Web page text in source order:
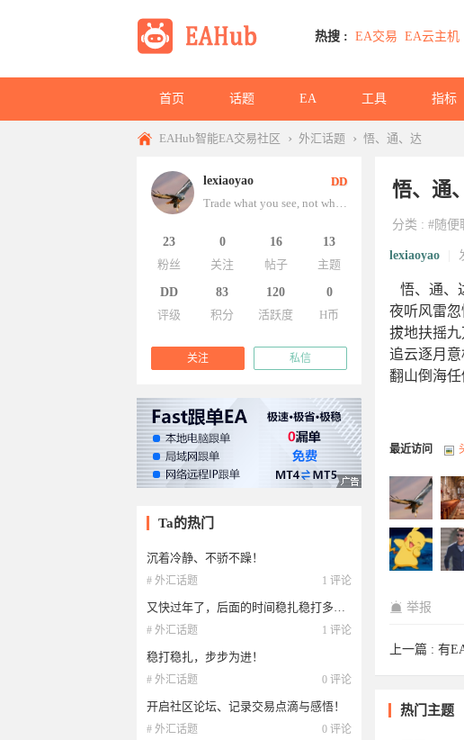
热搜 : EA交易 EA云主机
首页 话题 EA 工具 指标
EAHub智能EA交易社区 › 外汇话题 › 悟、通、达
悟、通
分类 : #随便
lexiaoyao
悟、通、
夜听风雷忽
拔地扶摇九
追云逐月意
翻山倒海任
最近访问
lexiaoyao
举报
上一篇 : 有
热门主题
lexiaoyao
DD
Trade what you see, not what you think.
23
粉丝
0
关注
16
帖子
13
主题
DD
评级
83
积分
120
活跃度
0
H币
关注 私信
Ta的热门
沉着冷静、不骄不躁！
# 外汇话题 1 评论
又快过年了，后面的时间稳扎稳打多屯米！
# 外汇话题 1 评论
稳打稳扎，步步为进！
# 外汇话题 0 评论
开启社区论坛、记录交易点滴与感悟！
# 外汇话题 0 评论